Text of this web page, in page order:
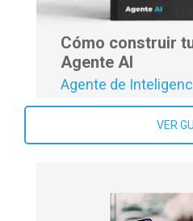
Cómo construir
Agente AI
Agente de
VER